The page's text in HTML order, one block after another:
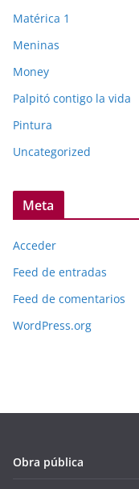
Matérica 1
Meninas
Money
Palpitó contigo la vida
Pintura
Uncategorized
Meta
Acceder
Feed de entradas
Feed de comentarios
WordPress.org
Obra pública